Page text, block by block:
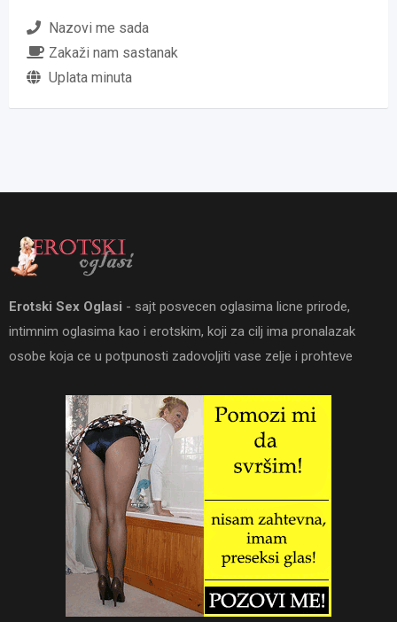
Nazovi me sada
Zakaži nam sastanak
Uplata minuta
Erotski Sex Oglasi - sajt posvecen oglasima licne prirode,
intimnim oglasima kao i erotskim, koji za cilj ima pronalazak
osobe koja ce u potpunosti zadovoljiti vase zelje i prohteve